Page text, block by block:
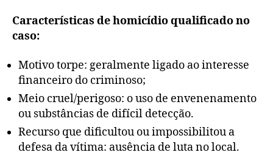
Características de homicídio qualificado no
caso:
Motivo torpe: geralmente ligado ao interesse
financeiro do criminoso;
Meio cruel/perigoso: o uso de envenenamento
ou substâncias de difícil detecção.
Recurso que dificultou ou impossibilitou a
defesa da vítima: ausência de luta no local.